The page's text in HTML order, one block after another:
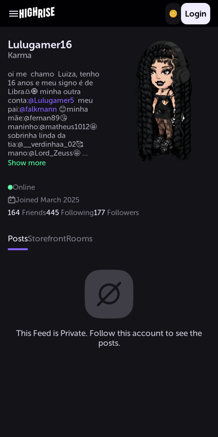
Login
Lulugamer16
Karma
oi me  chamo  Luiza, tenho
16 anos e meu signo é de
Libra♎🧿 minha outra
conta:@Lulugamer5
  meu
pai:@falkmann 😊minha
mãe:@fernan89😘
maninho:@matheus1012🤩
sobrinha linda da
tia:@__verdinhaa_02🥰
mano:@Lord_Zeuss🤩
tio:@Juliocesar170😑 outra
🥰filha:@Eichila_Universo🥰
sobrinho da tia:@rioz_oz🥰
outro sobrinho da
tia:@nullmax🥰outro
Show more
Online
Joined March 2025
164 Friends445 Following177 Followers
PostsStorefrontRooms
This Feed is Private. Follow this account to see the
posts.